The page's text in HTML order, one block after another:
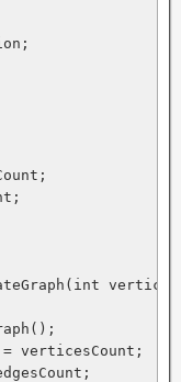
verticesCount;